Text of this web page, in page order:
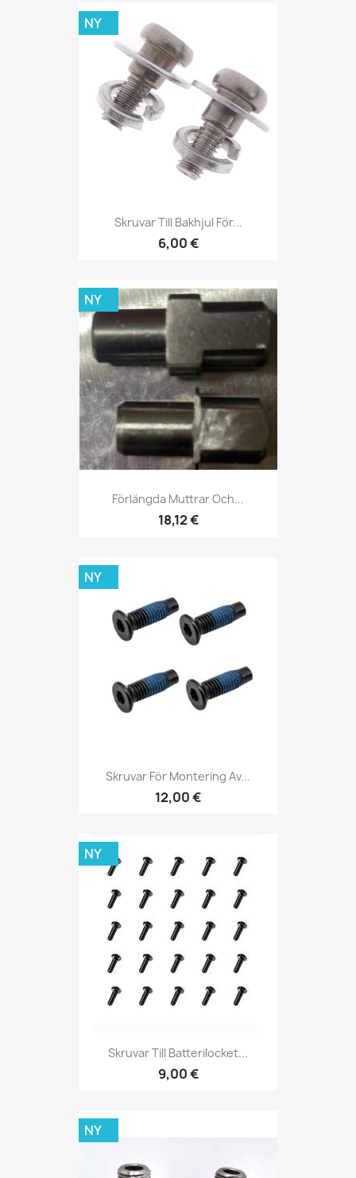
Skruvar Till Bakhjul För...
6,00 €
NY
Förlängda Muttrar Och...
18,12 €
NY
Skruvar För Montering Av...
12,00 €
NY
Skruvar Till Batterilocket...
9,00 €
NY
NY